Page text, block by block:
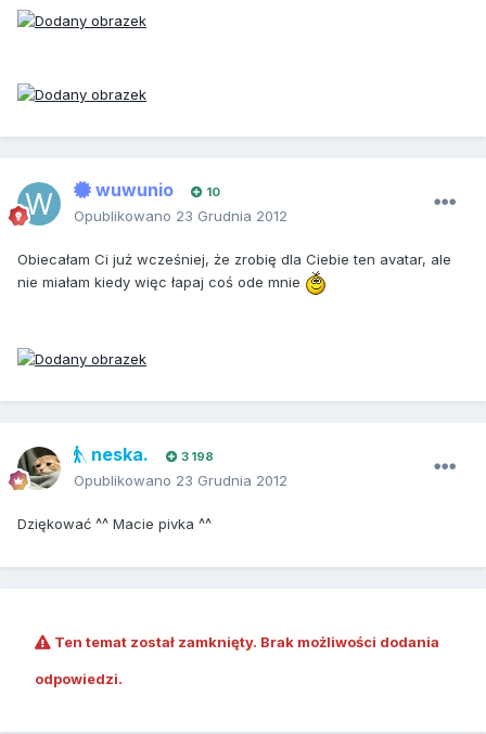
wuwunio 10
Opublikowano 23 Grudnia 2012
Obiecałam Ci już wcześniej, że zrobię dla Ciebie ten avatar, ale
nie miałam kiedy więc łapaj coś ode mnie
neska. 3 198
Opublikowano 23 Grudnia 2012
Dziękować ^^ Macie pivka ^^
Ten temat został zamknięty. Brak możliwości dodania
odpowiedzi.